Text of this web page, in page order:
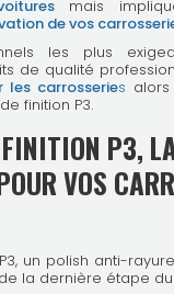
mais
de vos
les plus
de qualité
les carrosseries
finition P3.
P3,
VOS
un polish anti-
la dernière étape